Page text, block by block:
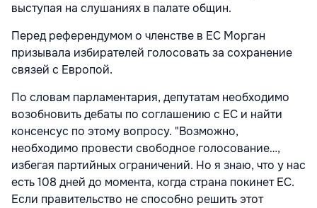
выступая на слушаниях в палате общин.
Перед референдумом о членстве в ЕС Морган
призывала избирателей голосовать за сохранение
связей с Европой.
По словам парламентария, депутатам необходимо
возобновить дебаты по соглашению с ЕС и найти
консенсус по этому вопросу. "Возможно,
необходимо провести свободное голосование…,
избегая партийных ограничений. Но я знаю, что у нас
есть 108 дней до момента, когда страна покинет ЕС.
Если правительство не способно решить этот